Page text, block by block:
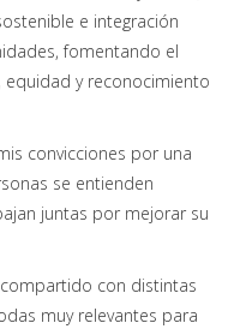
e integración
fomentando el
y reconocimiento
convicciones por una
se entienden
juntas por mejorar su
con distintas
muy relevantes para